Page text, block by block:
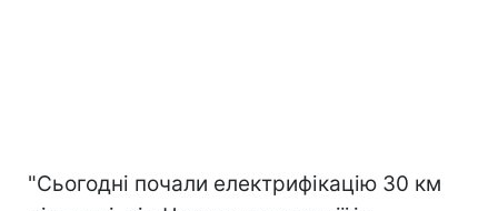
"Сьогодні почали електрифікацію 30 км